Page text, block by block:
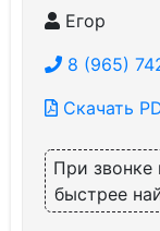
Егор
8 (965)
Скачать
При звонке
быстрее